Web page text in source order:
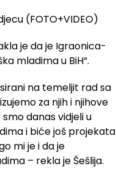
je da je Igraonica-
mladima u BiH“.
na temeljit rad sa
za njih i njihove
danas vidjeli u
i biće još projekata
mi je i da je
– rekla je Šešlija.